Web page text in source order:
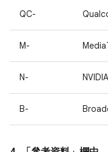
QC-
M-
N-
B-